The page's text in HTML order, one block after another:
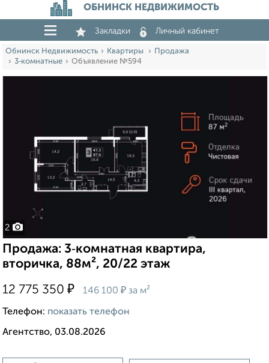
ОБНИНСК НЕДВИЖИМОСТЬ
Закладки Личный кабинет
Обнинск Недвижимость Квартиры
Продажа
3‑комнатные
Объявление №594
2
Продажа: 3‑комнатная квартира,
вторичка, 88м², 20/22 этаж
12 775 350 ₽ 146 100 ₽ за м²
Телефон: показать телефон
Агентство, 03.08.2026